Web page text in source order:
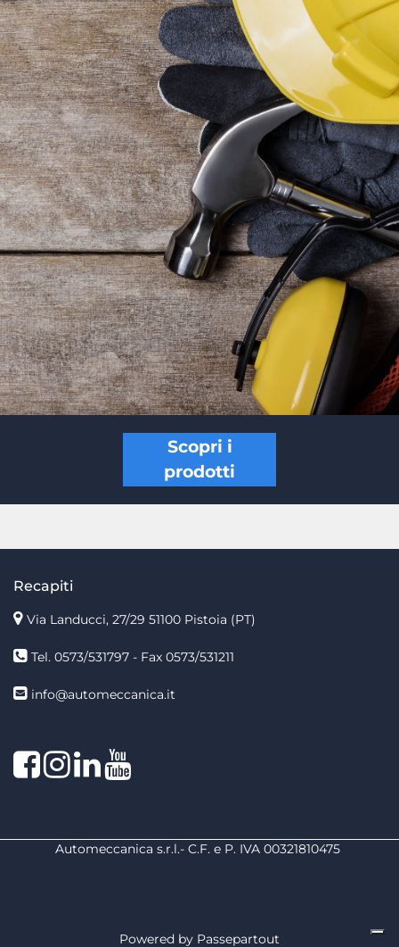
Scopri i
prodotti
Recapiti
Via Landucci, 27/29 51100 Pistoia (PT)
Tel. 0573/531797 - Fax 0573/531211
info@automeccanica.it
FacebookInstagram
linkedin
Automeccanica s.r.l.- C.F. e P. IVA 00321810475
Powered by Passepartout